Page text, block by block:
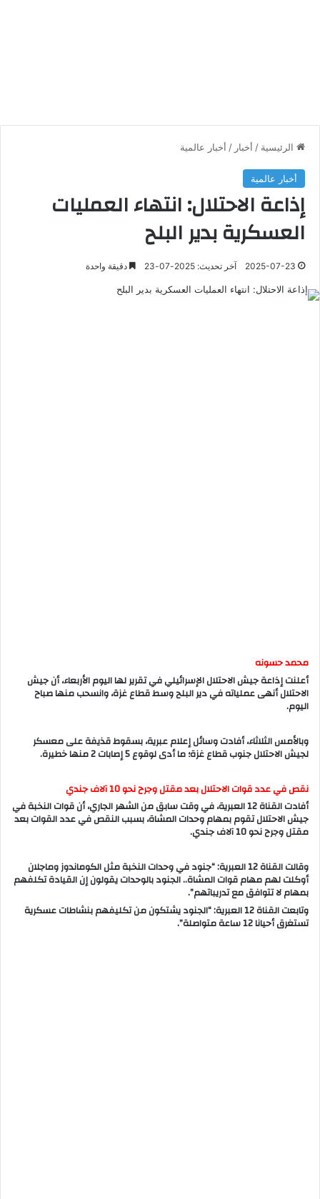
الرئيسية / أخبار / أخبار عالمية
أخبار عالمية
إذاعة الاحتلال: انتهاء العمليات
العسكرية بدير البلح
2025-07-23 آخر تحديث: 2025-07-23 دقيقة واحدة
محمد حسونه
أعلنت إذاعة جيش الاحتلال الإسرائيلي في تقرير لها اليوم الأربعاء، أن جيش
الاحتلال أنهى عملياته في دير البلح وسط قطاع غزة، وانسحب منها صباح
اليوم.
وبالأمس الثلاثاء، أفادت وسائل إعلام عبرية، بسقوط قذيفة على معسكر
لجيش الاحتلال جنوب قطاع غزة؛ ما أدى لوقوع 5 إصابات 2 منها خطيرة.
نقص في عدد قوات الاحتلال بعد مقتل وجرح نحو 10 آلاف جندي
أفادت القناة 12 العبرية، في وقت سابق من الشهر الجاري، أن قوات النخبة في
جيش الاحتلال تقوم بمهام وحدات المشاة، بسبب النقص في عدد القوات بعد
مقتل وجرح نحو 10 آلاف جندي.
وقالت القناة 12 العبرية: “جنود في وحدات النخبة مثل الكوماندوز وماجلان
أوكلت لهم مهام قوات المشاة.. الجنود بالوحدات يقولون إن القيادة تكلفهم
بمهام لا تتوافق مع تدريباتهم”.
وتابعت القناة 12 العبرية: “الجنود يشتكون من تكليفهم بنشاطات عسكرية
تستغرق أحيانا 12 ساعة متواصلة”.